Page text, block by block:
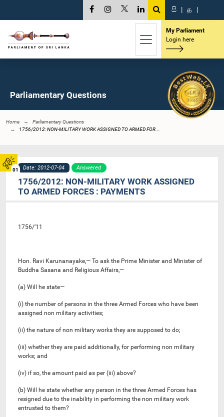
01
සි | த |
My Parliament
Login here
Parliamentary Questions
Home
Parliamentary Questions
1756/2012: NON-MILITARY WORK ASSIGNED TO ARMED FOR...
Date: 2012-07-04 Answered
1756/2012: NON-MILITARY WORK ASSIGNED
TO ARMED FORCES : PAYMENTS
1756/’11
Hon. Ravi Karunanayake,— To ask the Prime Minister and Minister of
Buddha Sasana and Religious Affairs,—
(a) Will he state—
(i) the number of persons in the three Armed Forces who have been
assigned non military activities;
(ii) the nature of non military works they are supposed to do;
(iii) whether they are paid additionally, for performing non military
works; and
(iv) if so, the amount paid as per (iii) above?
(b) Will he state whether any person in the three Armed Forces has
resigned due to the inability in performing the non military work
entrusted to them?